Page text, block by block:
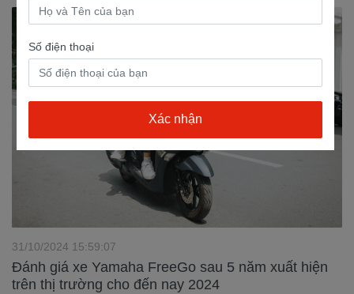
Đánh giá xe Yamaha FreeGo sau 5 năm xuất hiện
trên thị trường cho đến nay 2024
31/10/2024 15:59:07
Số điện thoại